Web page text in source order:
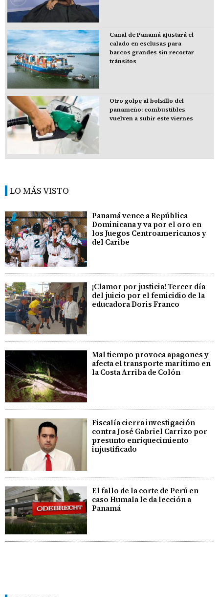
Canal de Panamá ajustará el
calado en esclusas para
barcos grandes sin recortar
tránsitos
Otro golpe al bolsillo del
panameño: combustibles
vuelven a subir este viernes
LO MÁS VISTO
Panamá vence a República
Dominicana y va por el oro en
los Juegos Centroamericanos y
del Caribe
¡Clamor por justicia! Tercer día
del juicio por el femicidio de la
educadora Doris Franco
Mal tiempo provoca apagones y
afecta el transporte marítimo en
la Costa Arriba de Colón
Fiscalía cierra investigación
contra José Gabriel Carrizo por
presunto enriquecimiento
injustificado
El fallo de la corte de Perú en
caso Humala le da lección a
Panamá